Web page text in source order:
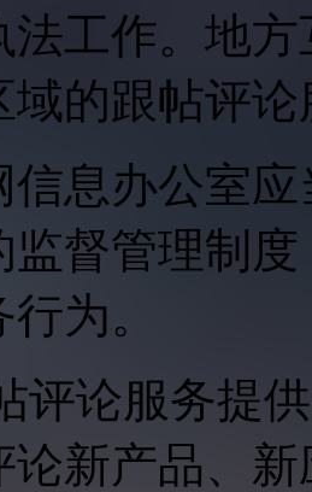
法工作。地
域的跟帖评
信息办公室
监督管理制
为。
评论服务提
论新产品、